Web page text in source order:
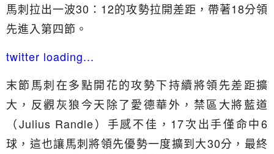
馬刺拉出一波30：12的攻勢拉開差距，帶著18分領
先進入第四節。
twitter loading...
末節馬刺在多點開花的攻勢下持續將領先差距擴
大，反觀灰狼今天除了愛德華外，禁區大將藍道
（Julius Randle）手感不佳，17次出手僅命中6
球，這也讓馬刺將領先優勢一度擴到大30分，最終